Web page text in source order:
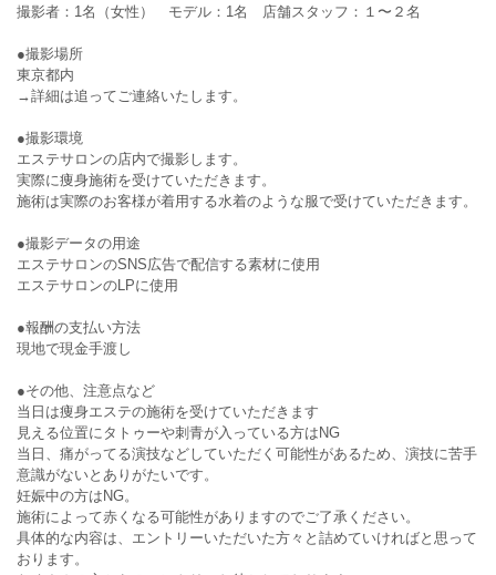
撮影者：1名（女性） モデル：1名 店舗スタッフ：１〜２名
●撮影場所
東京都内
→詳細は追ってご連絡いたします。
●撮影環境
エステサロンの店内で撮影します。
実際に痩身施術を受けていただきます。
施術は実際のお客様が着用する水着のような服で受けていただきます。
●撮影データの用途
エステサロンのSNS広告で配信する素材に使用
エステサロンのLPに使用
●報酬の支払い方法
現地で現金手渡し
●その他、注意点など
当日は痩身エステの施術を受けていただきます
見える位置にタトゥーや刺青が入っている方はNG
当日、痛がってる演技などしていただく可能性があるため、演技に苦手
意識がないとありがたいです。
妊娠中の方はNG。
施術によって赤くなる可能性がありますのでご了承ください。
具体的な内容は、エントリーいただいた方々と詰めていければと思って
おります。